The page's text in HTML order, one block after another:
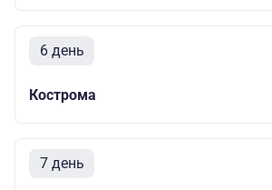
6 день
Кострома
7 день